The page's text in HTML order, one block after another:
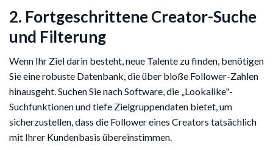
2. Fortgeschrittene Creator-Suche
und Filterung
Wenn Ihr Ziel darin besteht, neue Talente zu finden, benötigen
Sie eine robuste Datenbank, die über bloße Follower-Zahlen
hinausgeht. Suchen Sie nach Software, die „Lookalike"-
Suchfunktionen und tiefe Zielgruppendaten bietet, um
sicherzustellen, dass die Follower eines Creators tatsächlich
mit Ihrer Kundenbasis übereinstimmen.